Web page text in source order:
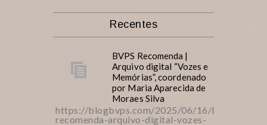
Recentes
BVPS Recomenda |
Arquivo digital “Vozes e
Memórias”, coordenado
por Maria Aparecida de
Moraes Silva
https://blogbvps.com/2025/06/16/bvps-
recomenda-arquivo-digital-vozes-